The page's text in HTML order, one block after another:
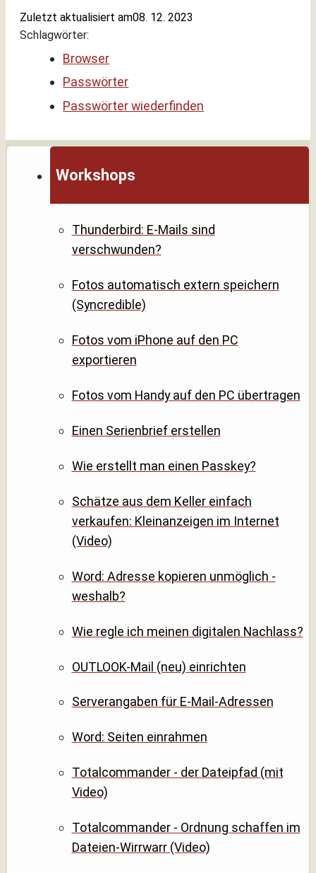
Workshops
Thunderbird: E-Mails sind
verschwunden?
Fotos automatisch extern speichern
(Syncredible)
Fotos vom iPhone auf den PC
exportieren
Fotos vom Handy auf den PC übertragen
Einen Serienbrief erstellen
Wie erstellt man einen Passkey?
Schätze aus dem Keller einfach
verkaufen: Kleinanzeigen im Internet
(Video)
Word: Adresse kopieren unmöglich -
weshalb?
Wie regle ich meinen digitalen Nachlass?
OUTLOOK-Mail (neu) einrichten
Serverangaben für E-Mail-Adressen
Word: Seiten einrahmen
Totalcommander - der Dateipfad (mit
Video)
Totalcommander - Ordnung schaffen im
Dateien-Wirrwarr (Video)
Zuletzt aktualisiert am08. 12. 2023
Schlagwörter:
Browser
Passwörter
Passwörter wiederfinden